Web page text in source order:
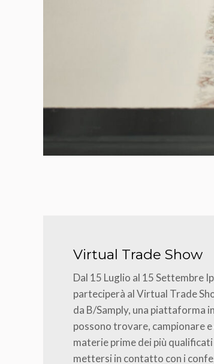
Virtual Trade Show
Dal 15 Luglio al 15 Settembre
parteciperà al Virtual Trade
da B/Samply, una piattaforma
possono trovare, campionare
materie prime dei più
mettersi in contatto con i